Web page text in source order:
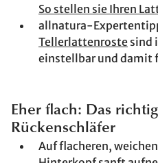
So stellen sie Ihren
allnatura-
Tellerlattenroste sind
einstellbar und damit
Eher flach: Das
Rückenschläfer
Auf flacheren,